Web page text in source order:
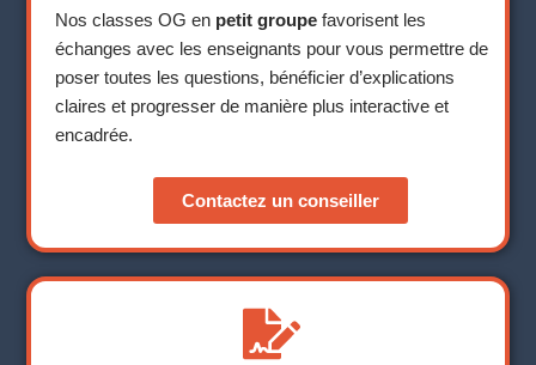
Nos classes OG en petit groupe favorisent les
échanges avec les enseignants pour vous permettre de
poser toutes les questions, bénéficier d’explications
claires et progresser de manière plus interactive et
encadrée.
Contactez un conseiller